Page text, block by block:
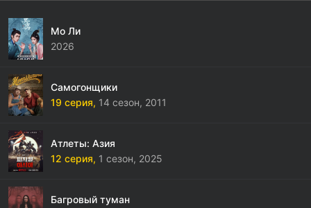
Мо Ли
2026
Самогонщики
19 серия, 14 сезон, 2011
Атлеты: Азия
12 серия, 1 сезон, 2025
Багровый туман